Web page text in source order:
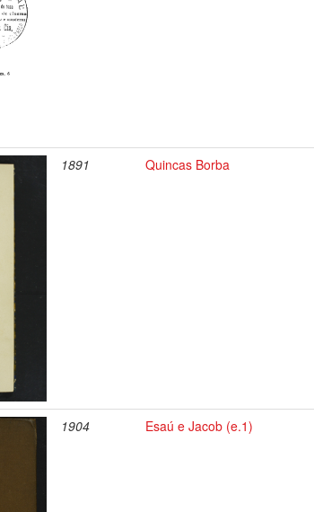
1891 Quincas Borba
1904 Esaú e Jacob (e.1)